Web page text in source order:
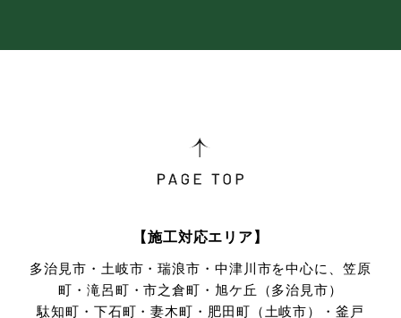
【施工対応エリア】
多治見市・土岐市・瑞浪市・中津川市を中心に、笠原
町・滝呂町・市之倉町・旭ケ丘（多治見市）
駄知町・下石町・妻木町・肥田町（土岐市）・釜戸